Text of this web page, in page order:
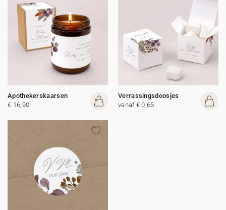
Apothekerskaarsen
€ 16,90
Verrassingsdoosjes
vanaf € 0,65